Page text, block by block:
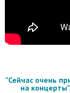
"Сейчас очень
на